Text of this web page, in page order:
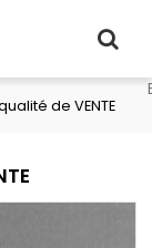
de VENTE